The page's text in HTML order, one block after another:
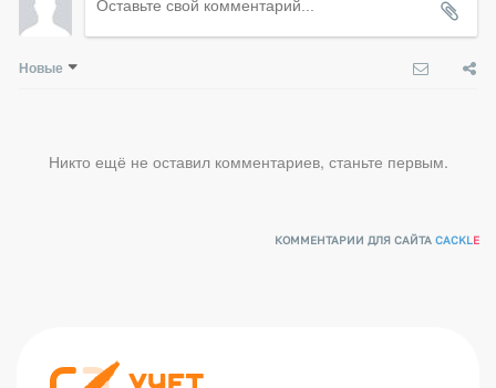
Новые
Никто ещё не оставил комментариев, станьте первым.
КОММЕНТАРИИ ДЛЯ САЙТАCACKLE